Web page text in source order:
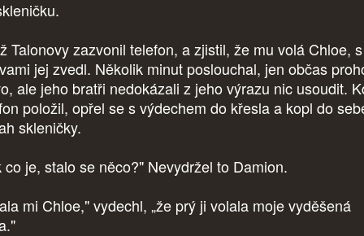
Talonovy zazvonil telefon, a zjistil, že mu volá Chloe, s
jej zvedl. Několik minut poslouchal, jen občas
ale jeho bratři nedokázali z jeho výrazu nic usoudit.
položil, opřel se s výdechem do křesla a kopl do
skleničky.
co je, stalo se něco?" Nevydržel to Damion.
mi Chloe," vydechl, „že prý ji volala moje vyděšená